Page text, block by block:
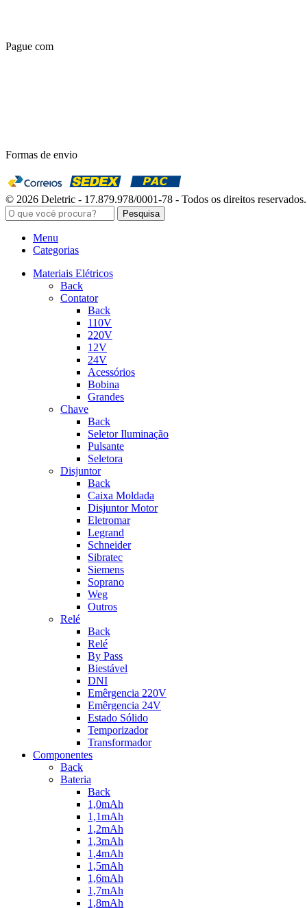
Pague com
Formas de envio
© 2026 Deletric - 17.879.978/0001-78 - Todos os direitos reservados.
Pesquisa
Menu
Categorias
Materiais Elétricos
Back
Contator
Back
110V
220V
12V
24V
Acessórios
Bobina
Grandes
Chave
Back
Seletor Iluminação
Pulsante
Seletora
Disjuntor
Back
Caixa Moldada
Disjuntor Motor
Eletromar
Legrand
Schneider
Sibratec
Siemens
Soprano
Weg
Outros
Relé
Back
Relé
By Pass
Biestável
DNI
Emêrgencia 220V
Emêrgencia 24V
Estado Sólido
Temporizador
Transformador
Componentes
Back
Bateria
Back
1,0mAh
1,1mAh
1,2mAh
1,3mAh
1,4mAh
1,5mAh
1,6mAh
1,7mAh
1,8mAh